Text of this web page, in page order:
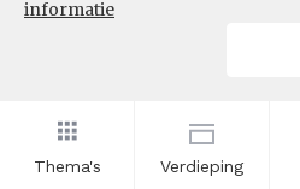
Thema's Verdieping
informatie